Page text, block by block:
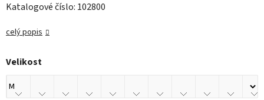
Katalogové číslo: 102800
celý popis
Velikost